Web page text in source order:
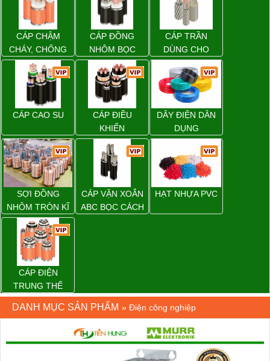
CÁP CHẬM
CHÁY, CHỐNG
CHÁY
CÁP ĐỒNG
NHÔM BỌC
CÁP TRẦN
DÙNG CHO
ĐƯỜNG DÂY
TẢI ĐIỆN TRÊN
KHÔNG
CÁP CAO SU
CÁP ĐIỀU
KHIỂN
DÂY ĐIỆN DÂN
DỤNG
SỢI ĐỒNG
NHÔM TRÒN KĨ
THUẬT ĐIỆN
CÁP VẶN XOẮN
ABC BỌC CÁCH
HẠT NHỰA PVC
CÁP ĐIỆN
TRUNG THẾ
DANH MỤC SẢN PHẨM » Điện công nghiệp